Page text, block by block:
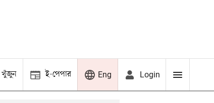
খুঁজুন ই-পেপার Eng Login